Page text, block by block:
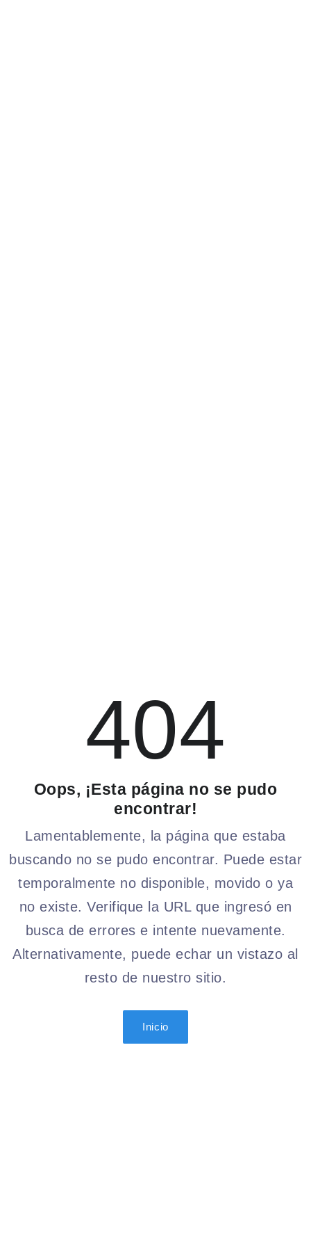
404
Oops, ¡Esta página no se pudo
encontrar!
Lamentablemente, la página que estaba
buscando no se pudo encontrar. Puede estar
temporalmente no disponible, movido o ya
no existe. Verifique la URL que ingresó en
busca de errores e intente nuevamente.
Alternativamente, puede echar un vistazo al
resto de nuestro sitio.
Inicio